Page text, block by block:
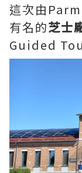
這次由
有名的芝士
Guided